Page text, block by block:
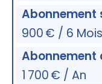
Abonnement
900 € / 6 Mois
Abonnement
1 700 € / An